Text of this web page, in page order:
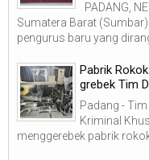
PADANG,
Sumatera Barat
pengurus baru yang
Pabrik
grebek Tim
Padang -
Kriminal
menggerebek pabrik